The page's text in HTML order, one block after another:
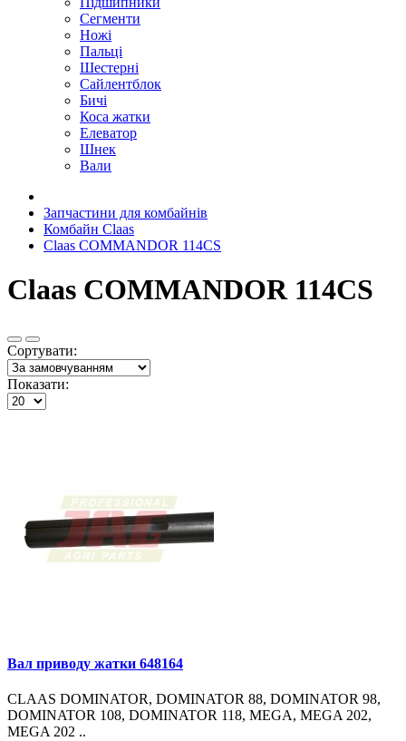
Сегменти
Ножі
Пальці
Шестерні
Сайлентблок
Бичі
Коса жатки
Елеватор
Шнек
Вали
Запчастини для комбайнів
Комбайн Claas
Claas COMMANDOR 114CS
Claas COMMANDOR 114CS
Сортувати:
Показати:
Вал приводу жатки 648164
CLAAS DOMINATOR, DOMINATOR 88, DOMINATOR 98,
DOMINATOR 108, DOMINATOR 118, MEGA, MEGA 202,
MEGA 202 ..